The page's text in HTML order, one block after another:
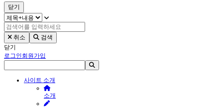
닫기
취소
검색
닫기
로그인회원가입
사이트 소개
소개